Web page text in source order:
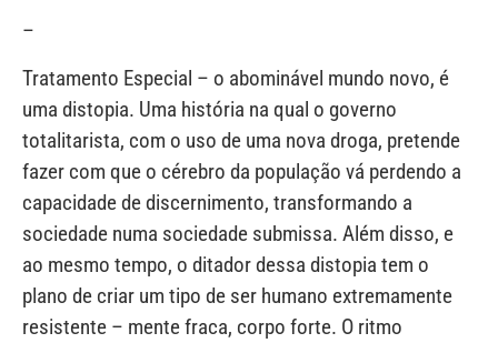
–
Tratamento Especial – o abominável mundo novo, é
uma distopia. Uma história na qual o governo
totalitarista, com o uso de uma nova droga, pretende
fazer com que o cérebro da população vá perdendo a
capacidade de discernimento, transformando a
sociedade numa sociedade submissa. Além disso, e
ao mesmo tempo, o ditador dessa distopia tem o
plano de criar um tipo de ser humano extremamente
resistente – mente fraca, corpo forte. O ritmo